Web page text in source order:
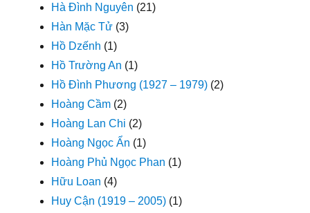
Hà Đình Nguyên (21)
Hàn Mặc Tử (3)
Hồ Dzếnh (1)
Hồ Trường An (1)
Hồ Đình Phương (1927 – 1979) (2)
Hoàng Cầm (2)
Hoàng Lan Chi (2)
Hoàng Ngọc Ẩn (1)
Hoàng Phủ Ngọc Phan (1)
Hữu Loan (4)
Huy Cận (1919 – 2005) (1)